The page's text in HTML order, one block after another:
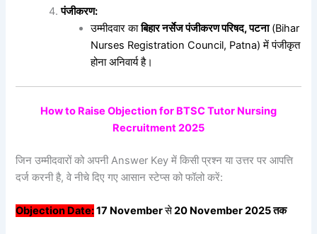
पंजीकरण:
उम्मीदवार काबिहारनर्सेजपंजीकरणपरिषद,पटना(Bihar
Nurses Registration Council, Patna) में पंजीकृत
होना अनिवार्य है।
How to Raise Objection for BTSC Tutor Nursing
Recruitment 2025
जिन उम्मीदवारों को अपनी Answer Key में किसी प्रश्न या उत्तर पर आपत्ति
दर्ज करनी है, वे नीचे दिए गए आसान स्टेप्स को फॉलो करें:
Objection Date:17 Novemberसे20 November 2025तक